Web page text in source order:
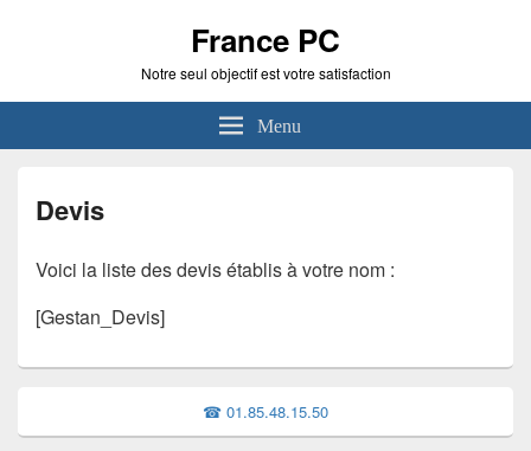
France PC
Notre seul objectif est votre satisfaction
Menu
Devis
Voici la liste des devis établis à votre nom :
[Gestan_Devis]
de
☎ 01.85.48.15.50